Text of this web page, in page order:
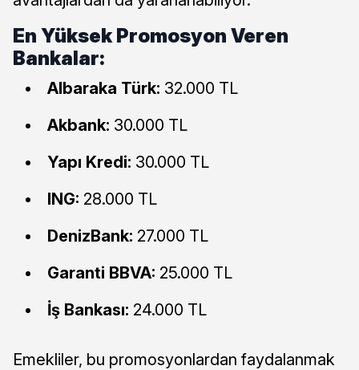
En Yüksek Promosyon Veren
Bankalar:
Albaraka Türk: 32.000 TL
Akbank: 30.000 TL
Yapı Kredi: 30.000 TL
ING: 28.000 TL
DenizBank: 27.000 TL
Garanti BBVA: 25.000 TL
İş Bankası: 24.000 TL
Emekliler, bu promosyonlardan faydalanmak